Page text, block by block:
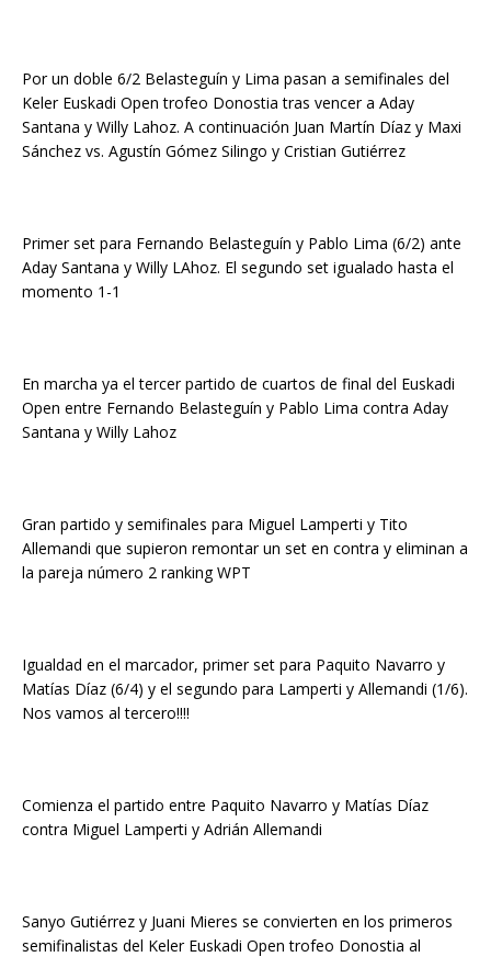
Por un doble 6/2 Belasteguín y Lima pasan a semifinales del
Keler Euskadi Open trofeo Donostia tras vencer a Aday
Santana y Willy Lahoz. A continuación Juan Martín Díaz y Maxi
Sánchez vs. Agustín Gómez Silingo y Cristian Gutiérrez
Primer set para Fernando Belasteguín y Pablo Lima (6/2) ante
Aday Santana y Willy LAhoz. El segundo set igualado hasta el
momento 1-1
En marcha ya el tercer partido de cuartos de final del Euskadi
Open entre Fernando Belasteguín y Pablo Lima contra Aday
Santana y Willy Lahoz
Gran partido y semifinales para Miguel Lamperti y Tito
Allemandi que supieron remontar un set en contra y eliminan a
la pareja número 2 ranking WPT
Igualdad en el marcador, primer set para Paquito Navarro y
Matías Díaz (6/4) y el segundo para Lamperti y Allemandi (1/6).
Nos vamos al tercero!!!!
Comienza el partido entre Paquito Navarro y Matías Díaz
contra Miguel Lamperti y Adrián Allemandi
Sanyo Gutiérrez y Juani Mieres se convierten en los primeros
semifinalistas del Keler Euskadi Open trofeo Donostia al